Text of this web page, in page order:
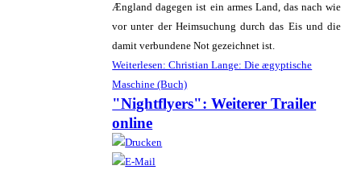
Ængland dagegen ist ein armes Land, das nach wie
vor unter der Heimsuchung durch das Eis und die
damit verbundene Not gezeichnet ist.
Weiterlesen: Christian Lange: Die ægyptische
Maschine (Buch)
"Nightflyers": Weiterer Trailer
online